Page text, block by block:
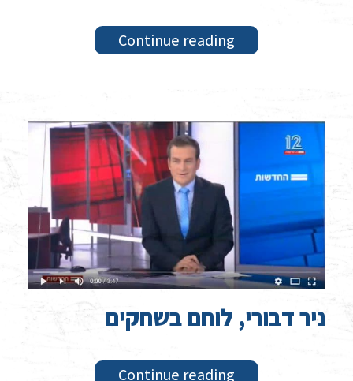
Continue reading
ניר דבורי, לוחם בשחקים
Continue reading